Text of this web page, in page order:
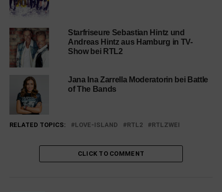
Starfriseure Sebastian Hintz und
Andreas Hintz aus Hamburg in TV-
Show bei RTL2
Jana Ina Zarrella Moderatorin bei Battle
of The Bands
RELATED TOPICS: LOVE-ISLAND RTL2 RTLZWEI
CLICK TO COMMENT